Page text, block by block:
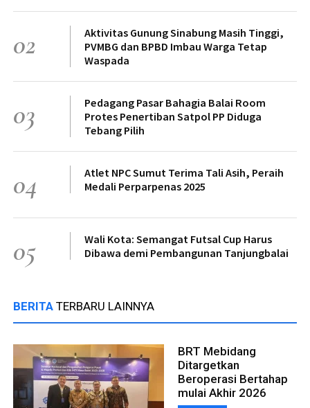
02
Aktivitas Gunung Sinabung Masih Tinggi,
PVMBG dan BPBD Imbau Warga Tetap
Waspada
03
Pedagang Pasar Bahagia Balai Room
Protes Penertiban Satpol PP Diduga
Tebang Pilih
04
Atlet NPC Sumut Terima Tali Asih, Peraih
Medali Perparpenas 2025
05
Wali Kota: Semangat Futsal Cup Harus
Dibawa demi Pembangunan Tanjungbalai
BERITA TERBARU LAINNYA
BRT Mebidang
Ditargetkan
Beroperasi Bertahap
mulai Akhir 2026